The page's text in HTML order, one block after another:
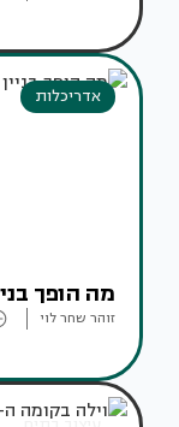
אדריכלות
מה הופך
זוהר שחר לוי